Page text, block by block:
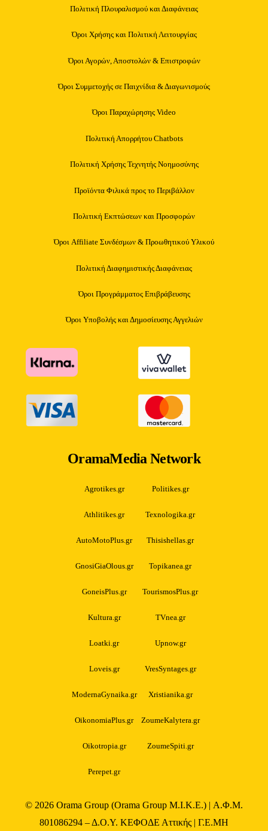
Πολιτική Πλουραλισμού και Διαφάνειας
Όροι Χρήσης και Πολιτική Λειτουργίας
Όροι Αγορών, Αποστολών & Επιστροφών
Όροι Συμμετοχής σε Παιχνίδια & Διαγωνισμούς
Όροι Παραχώρησης Video
Πολιτική Απορρήτου Chatbots
Πολιτική Χρήσης Τεχνητής Νοημοσύνης
Προϊόντα Φιλικά προς το Περιβάλλον
Πολιτική Εκπτώσεων και Προσφορών
Όροι Affiliate Συνδέσμων & Προωθητικού Υλικού
Πολιτική Διαφημιστικής Διαφάνειας
Όροι Προγράμματος Επιβράβευσης
Όροι Υποβολής και Δημοσίευσης Αγγελιών
OramaMedia Network
Agrotikes.gr Politikes.gr
Athlitikes.gr Texnologika.gr
AutoMotoPlus.gr Thisishellas.gr
GnosiGiaOlous.gr Topikanea.gr
GoneisPlus.gr TourismosPlus.gr
Kultura.gr TVnea.gr
Loatki.gr Upnow.gr
Loveis.gr VresSyntages.gr
ModernaGynaika.gr Xristianika.gr
OikonomiaPlus.gr ZoumeKalytera.gr
Oikotropia.gr ZoumeSpiti.gr
Perepet.gr
© 2026 Orama Group (Orama Group Μ.Ι.Κ.Ε.) | Α.Φ.Μ.
801086294 – Δ.Ο.Υ. ΚΕΦΟΔΕ Αττικής | Γ.Ε.ΜΗ